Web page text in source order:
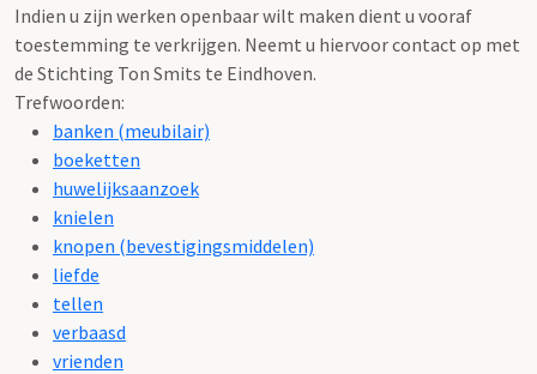
Indien u zijn werken openbaar wilt maken dient u vooraf
toestemming te verkrijgen. Neemt u hiervoor contact op met
de Stichting Ton Smits te Eindhoven.
Trefwoorden:
banken (meubilair)
boeketten
huwelijksaanzoek
knielen
knopen (bevestigingsmiddelen)
liefde
tellen
verbaasd
vrienden